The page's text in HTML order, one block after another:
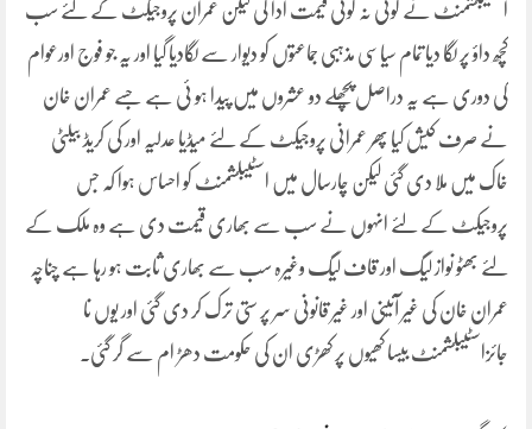
اسٹیبلشمنٹ نے کوئی نہ کوئی قیمت ادا کی لیکن عمران پروجیکٹ کے لئے سب
کچھ داؤ پر لگا دیا تمام سیاسی مذہبی جماعتوں کو دیوار سے لگادیا گیا اور یہ جو فوج اورعوام
کی دوری ہے یہ دراصل پچھلے دو عشروں میں پیدا ہو ئی ہے جسے عمران خان
نے صرف کیش کیا پھر عمرانی پروجیکٹ کے لئے میڈیا عدلیہ اور کی کریڈ بیلٹی
خاک میں ملا دی گئی لیکن چارسال میں اسٹیبلشمنٹ کو احساس ہوا کہ جس
پروجیکٹ کے لئے انہوں نے سب سے بھاری قیمت دی ہے وہ ملک کے
لئے بھٹو نواز لیگ اور قاف لیگ وغیرہ سب سے بھاری ثابت ہو رہا ہے چناچہ
عمران خان کی غیر آئینی اور غیر قانونی سر پر ستی ترک کر دی گئی اور یوں نا
جائزاسٹیبلشمنٹ بیسا کھیوں پر کھڑی ان کی حکومت دھڑ ام سے گر گئی۔